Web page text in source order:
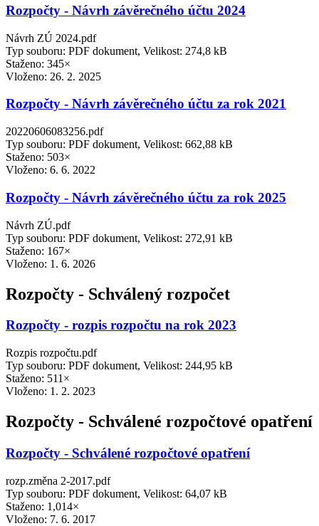
Rozpočty - Návrh závěrečného účtu 2024
Návrh ZÚ 2024.pdf
Typ souboru: PDF dokument, Velikost: 274,8 kB
Staženo: 345×
Vloženo: 26. 2. 2025
Rozpočty - Návrh závěrečného účtu za rok 2021
20220606083256.pdf
Typ souboru: PDF dokument, Velikost: 662,88 kB
Staženo: 503×
Vloženo: 6. 6. 2022
Rozpočty - Návrh závěrečného účtu za rok 2025
Návrh ZÚ.pdf
Typ souboru: PDF dokument, Velikost: 272,91 kB
Staženo: 167×
Vloženo: 1. 6. 2026
Rozpočty - Schválený rozpočet
Rozpočty - rozpis rozpočtu na rok 2023
Rozpis rozpočtu.pdf
Typ souboru: PDF dokument, Velikost: 244,95 kB
Staženo: 511×
Vloženo: 1. 2. 2023
Rozpočty - Schválené rozpočtové opatření
Rozpočty - Schválené rozpočtové opatření
rozp.změna 2-2017.pdf
Typ souboru: PDF dokument, Velikost: 64,07 kB
Staženo: 1,014×
Vloženo: 7. 6. 2017